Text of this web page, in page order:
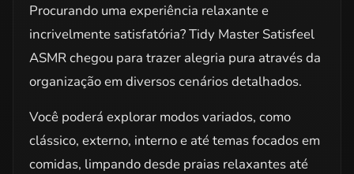
Procurando uma experiência relaxante e
incrivelmente satisfatória? Tidy Master Satisfeel
ASMR chegou para trazer alegria pura através da
organização em diversos cenários detalhados.
Você poderá explorar modos variados, como
clássico, externo, interno e até temas focados em
comidas, limpando desde praias relaxantes até